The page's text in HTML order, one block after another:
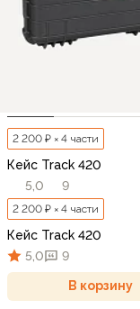
2 200 ₽ × 4 части
Кейс Track 420
5,0
9
2 200 ₽ × 4 части
Кейс Track 420
5,0
9
В корзину